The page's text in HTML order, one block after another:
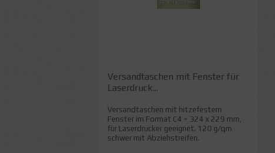
Versandtaschen mit Fenster für
Laserdruck...
Versandtaschen mit hitzefestem
Fenster im Format C4 = 324 x 229 mm,
für Laserdrucker geeignet. 120 g/qm
schwer mit Abziehstreifen.